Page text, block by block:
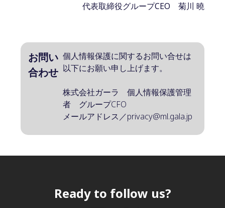
代表取締役グループCEO 菊川 曉
お問い
合わせ
個人情報保護に関するお問い合せは
以下にお願い申し上げます。
株式会社ガーラ 個人情報保護管理
者 グループCFO
メールアドレス／privacy@ml.gala.jp
Ready to follow us?